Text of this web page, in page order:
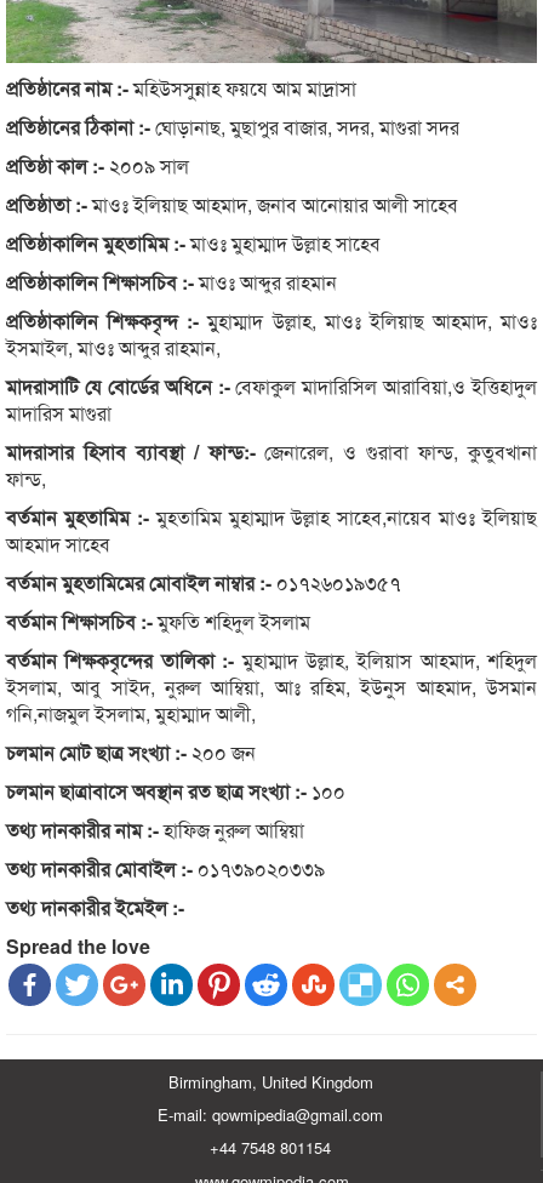
প্রতিষ্ঠানের নাম :-মহিউসসুন্নাহ ফয়যে আম মাদ্রাসা
প্রতিষ্ঠানের ঠিকানা :-ঘোড়ানাছ, মুছাপুর বাজার, সদর, মাগুরা সদর
প্রতিষ্ঠা কাল :- ২০০৯ সাল
প্রতিষ্ঠাতা :-মাওঃ ইলিয়াছ আহমাদ, জনাব আনোয়ার আলী সাহেব
প্রতিষ্ঠাকালিন মুহতামিম :-মাওঃ মুহাম্মাদ উল্লাহ সাহেব
প্রতিষ্ঠাকালিন শিক্ষাসচিব :-মাওঃ আব্দুর রাহমান
প্রতিষ্ঠাকালিন শিক্ষকবৃন্দ :-মুুহাম্মাদ উল্লাহ, মাওঃ ইলিয়াছ আহমাদ, মাওঃ
ইসমাইল, মাওঃ আব্দুর রাহমান,
মাদরাসাটি যে বোর্ডের অধিনে :-বেফাকুল মাদারিসিল আরাবিয়া,ও ইত্তিহাদুল
মাদারিস মাগুরা
মাদরাসার হিসাব ব্যাবস্থা / ফান্ড:-জেনারেল, ও গুরাবা ফান্ড, কুতুবখানা
ফান্ড,
বর্তমান মুহতামিম :-মুহতামিম মুহাম্মাদ উল্লাহ সাহেব,নায়েব মাওঃ ইলিয়াছ
আহমাদ সাহেব
বর্তমান মুহতামিমের মোবাইল নাম্বার :- ০১৭২৬০১৯৩৫৭
বর্তমান শিক্ষাসচিব :-মুফতি শহিদুল ইসলাম
বর্তমান শিক্ষকবৃন্দের তালিকা :- মুহাম্মাদ উল্লাহ, ইলিয়াস আহমাদ, শহিদুল
ইসলাম, আবু সাইদ, নুরুল আম্বিয়া, আঃ রহিম, ইউনুস আহমাদ, উসমান
গনি,নাজমুল ইসলাম, মুহাম্মাদ আলী,
চলমান মোট ছাত্র সংখ্যা :- ২০০ জন
চলমান ছাত্রাবাসে অবস্থান রত ছাত্র সংখ্যা :- ১০০
তথ্য দানকারীর নাম :-হাফিজ নুরুল আম্বিয়া
তথ্য দানকারীর মোবাইল :- ০১৭৩৯০২০৩৩৯
তথ্য দানকারীর ইমেইল :-
Spread the love
Birmingham, United Kingdom
E-mail: qowmipedia@gmail.com
+44 7548 801154